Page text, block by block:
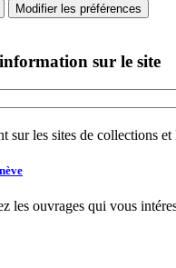
Modifier les préférences
sur le site
sur les sites de collections
les ouvrages qui vous